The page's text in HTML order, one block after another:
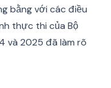
bằng với các điều
thực thi của Bộ
và 2025 đã làm rõ